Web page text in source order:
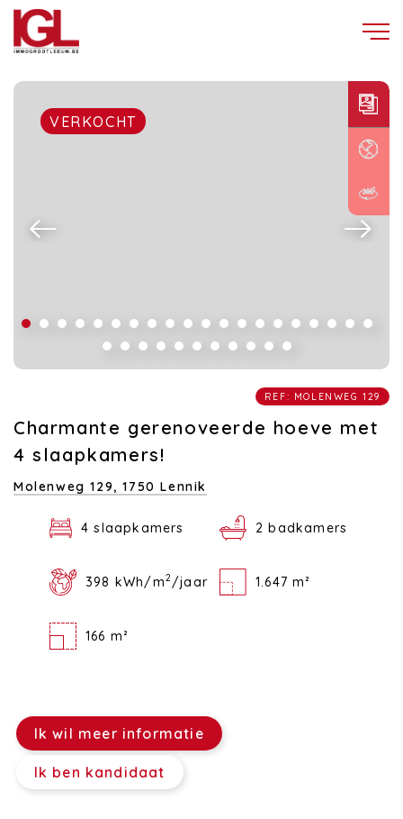
VERKOCHT
REF: MOLENWEG 129
Charmante gerenoveerde hoeve met
4 slaapkamers!
Molenweg 129,1750 Lennik
4 slaapkamers 2 badkamers
398 kWh/m2 /jaar 1.647 m²
166 m²
Ik wil meer informatie
Ik ben kandidaat